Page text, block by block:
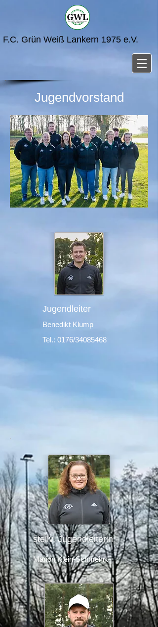
F.C. Grün Weiß Lankern 1975 e.V.
Jugendvorstand
Jugendleiter
Benedikt Klump
Tel.: 0176/34085468
stellv. Jugendleiterin
Marion Klein-Schmeink